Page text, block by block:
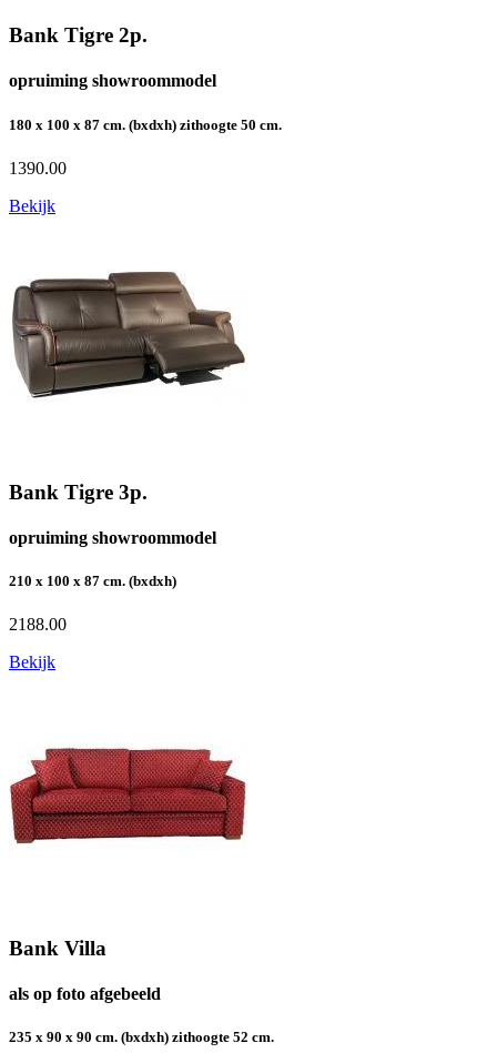
Bank Tigre 2p.
opruiming showroommodel
180 x 100 x 87 cm. (bxdxh) zithoogte 50 cm.
1390.00
Bekijk
Bank Tigre 3p.
opruiming showroommodel
210 x 100 x 87 cm. (bxdxh)
2188.00
Bekijk
Bank Villa
als op foto afgebeeld
235 x 90 x 90 cm. (bxdxh) zithoogte 52 cm.